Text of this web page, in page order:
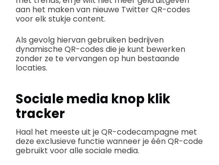
aan het maken van nieuwe Twitter QR-codes
voor elk stukje content.
Als gevolg hiervan gebruiken bedrijven
dynamische QR-codes die je kunt bewerken
zonder ze te vervangen op hun bestaande
locaties.
Sociale media knop klik
tracker
Haal het meeste uit je QR-codecampagne met
deze exclusieve functie wanneer je één QR-code
gebruikt voor alle sociale media.